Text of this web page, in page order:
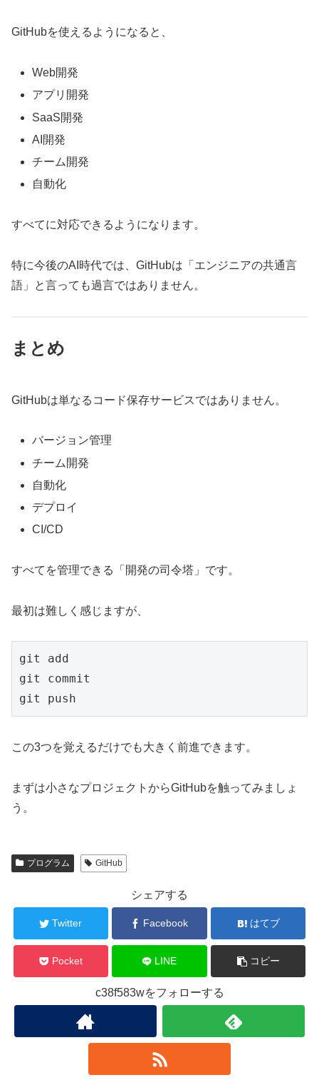
GitHubを使えるようになると、
Web開発
アプリ開発
SaaS開発
AI開発
チーム開発
自動化
すべてに対応できるようになります。
特に今後のAI時代では、GitHubは「エンジニアの共通言
語」と言っても過言ではありません。
まとめ
GitHubは単なるコード保存サービスではありません。
バージョン管理
チーム開発
自動化
デプロイ
CI/CD
すべてを管理できる「開発の司令塔」です。
最初は難しく感じますが、
git add
git commit
git push
この3つを覚えるだけでも大きく前進できます。
まずは小さなプロジェクトからGitHubを触ってみましょ
う。
プログラム GitHub
シェアする
Twitter Facebook はてブ
Pocket LINE コピー
c38f583wをフォローする